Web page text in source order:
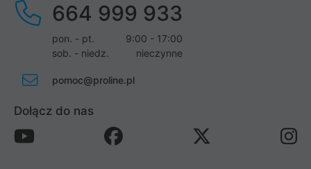
664 999 933
pon. - pt.
9:00 - 17:00
sob. - niedz.
nieczynne
pomoc@proline.pl
Dołącz do nas